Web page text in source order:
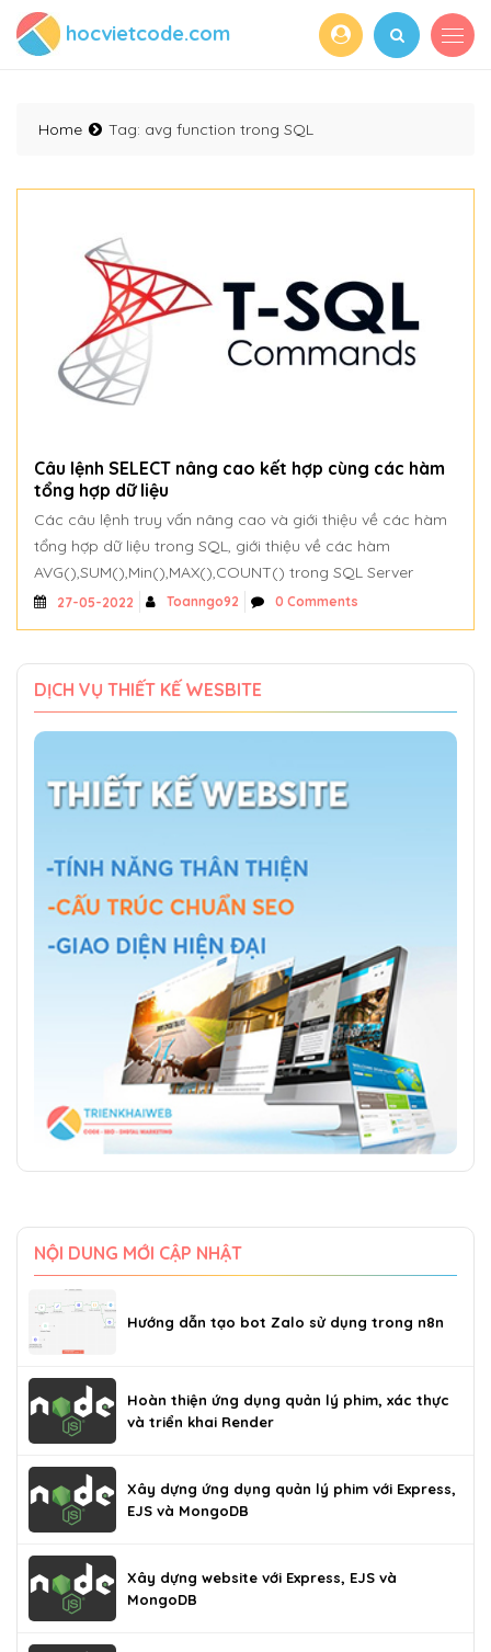
hocvietcode.com
Home Tag: avg function trong SQL
Câu lệnh SELECT nâng cao kết hợp cùng các hàm
tổng hợp dữ liệu
Các câu lệnh truy vấn nâng cao và giới thiệu về các hàm
tổng hợp dữ liệu trong SQL, giới thiệu về các hàm
AVG(),SUM(),Min(),MAX(),COUNT() trong SQL Server
27-05-2022 Toanngo92 0 Comments
DỊCH VỤ THIẾT KẾ WESBITE
NỘI DUNG MỚI CẬP NHẬT
Hướng dẫn tạo bot Zalo sử dụng trong n8n
Hoàn thiện ứng dụng quản lý phim, xác thực
và triển khai Render
Xây dựng ứng dụng quản lý phim với Express,
EJS và MongoDB
Xây dựng website với Express, EJS và
MongoDB